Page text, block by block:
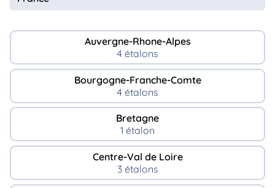
Auvergne-Rhone-Alpes
4 étalons
Bourgogne-Franche-Comte
4 étalons
Bretagne
1 étalon
Centre-Val de Loire
3 étalons